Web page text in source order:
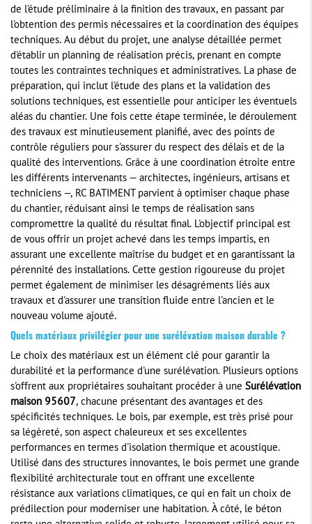
de l'étude préliminaire à la finition des travaux, en passant par
l'obtention des permis nécessaires et la coordination des équipes
techniques. Au début du projet, une analyse détaillée permet
d'établir un planning de réalisation précis, prenant en compte
toutes les contraintes techniques et administratives. La phase de
préparation, qui inclut l'étude des plans et la validation des
solutions techniques, est essentielle pour anticiper les éventuels
aléas du chantier. Une fois cette étape terminée, le déroulement
des travaux est minutieusement planifié, avec des points de
contrôle réguliers pour s'assurer du respect des délais et de la
qualité des interventions. Grâce à une coordination étroite entre
les différents intervenants — architectes, ingénieurs, artisans et
techniciens —, RC BATIMENT parvient à optimiser chaque phase
du chantier, réduisant ainsi le temps de réalisation sans
compromettre la qualité du résultat final. L'objectif principal est
de vous offrir un projet achevé dans les temps impartis, en
assurant une excellente maîtrise du budget et en garantissant la
pérennité des installations. Cette gestion rigoureuse du projet
permet également de minimiser les désagréments liés aux
travaux et d'assurer une transition fluide entre l'ancien et le
nouveau volume ajouté.
Quels matériaux privilégier pour une surélévation maison durable ?
Le choix des matériaux est un élément clé pour garantir la
durabilité et la performance d'une surélévation. Plusieurs options
s'offrent aux propriétaires souhaitant procéder à une Surélévation
maison 95607, chacune présentant des avantages et des
spécificités techniques. Le bois, par exemple, est très prisé pour
sa légèreté, son aspect chaleureux et ses excellentes
performances en termes d'isolation thermique et acoustique.
Utilisé dans des structures innovantes, le bois permet une grande
flexibilité architecturale tout en offrant une excellente
résistance aux variations climatiques, ce qui en fait un choix de
prédilection pour moderniser une habitation. À côté, le béton